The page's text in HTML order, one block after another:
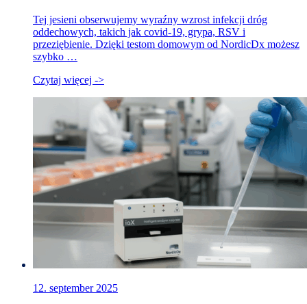
Tej jesieni obserwujemy wyraźny wzrost infekcji dróg
oddechowych, takich jak covid-19, grypa, RSV i
przeziębienie. Dzięki testom domowym od NordicDx możesz
szybko …
Czytaj więcej ->
12. september 2025